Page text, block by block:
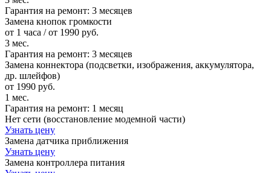
Гарантия на ремонт: 3 месяцев
Замена кнопок громкости
от 1 часа / от 1990 руб.
3 мес.
Гарантия на ремонт: 3 месяцев
Замена коннектора (подсветки, изображения, аккумулятора,
др. шлейфов)
от 1990 руб.
1 мес.
Гарантия на ремонт: 1 месяц
Нет сети (восстановление модемной части)
Узнать цену
Замена датчика приближения
Узнать цену
Замена контроллера питания